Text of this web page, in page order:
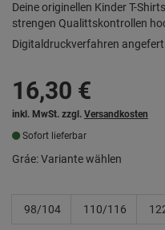
Deine originellen Kinder T-
strengen Qualittskontrollen
Digitaldruckverfahren
16,30 €
inkl. MwSt. zzgl. Versandkosten
Sofort lieferbar
Gráe:Variante wählen
98/104 110/116